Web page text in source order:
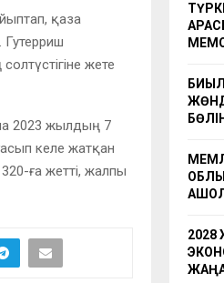
қаза
Гутерриш
жете
2023 жылдың 7
келе жатқан
ға жетті, жалпы
2028
ЖАҢА